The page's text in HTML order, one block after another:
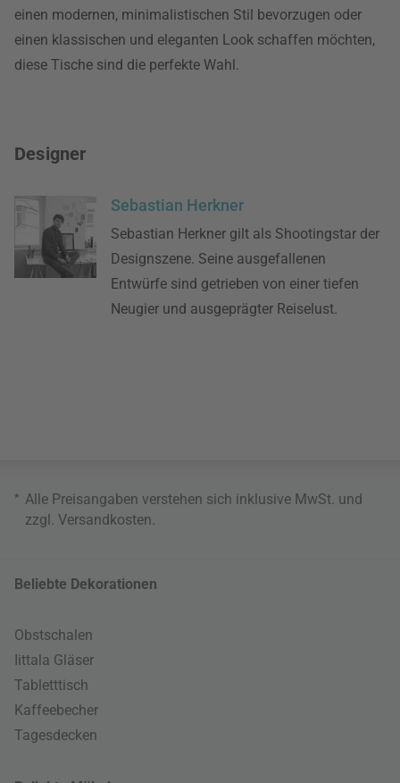
einen modernen, minimalistischen Stil bevorzugen oder
einen klassischen und eleganten Look schaffen möchten,
diese Tische sind die perfekte Wahl.
Designer
Sebastian Herkner
Sebastian Herkner gilt als Shootingstar der
Designszene. Seine ausgefallenen
Entwürfe sind getrieben von einer tiefen
Neugier und ausgeprägter Reiselust.
* Alle Preisangaben verstehen sich inklusive MwSt. und
zzgl. Versandkosten.
Beliebte Dekorationen
Obstschalen
Iittala Gläser
Tabletttisch
Kaffeebecher
Tagesdecken